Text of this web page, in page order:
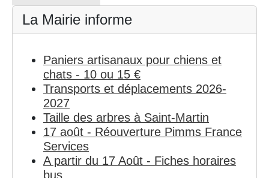
La Mairie informe
Paniers artisanaux pour chiens et
chats - 10 ou 15 €
Transports et déplacements 2026-
2027
Taille des arbres à Saint-Martin
17 août - Réouverture Pimms France
Services
A partir du 17 Août - Fiches horaires
bus